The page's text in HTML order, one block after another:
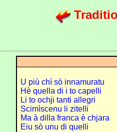
U più chì sò innamuratu
Hè quella di i to capelli
Li to ochji tanti allegri
Scimìscenu li zitelli
Ma à dilla franca è chjara
Eiu sò unu di quelli